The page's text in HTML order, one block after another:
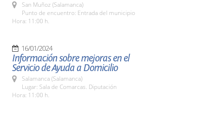
San Muñoz (Salamanca)
Punto de encuentro: Entrada del municipio
Hora: 11:00 h.
16/01/2024
Información sobre mejoras en el
Servicio de Ayuda a Domicilio
Salamanca (Salamanca)
Lugar: Sala de Comarcas. Diputación
Hora: 11:00 h.